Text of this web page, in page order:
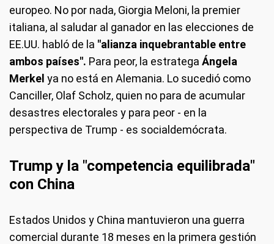
europeo. No por nada, Giorgia Meloni, la premier
italiana, al saludar al ganador en las elecciones de
EE.UU. habló de la "alianza inquebrantable entre
ambos países". Para peor, la estratega Ángela
Merkel ya no está en Alemania. Lo sucedió como
Canciller, Olaf Scholz, quien no para de acumular
desastres electorales y para peor - en la
perspectiva de Trump - es socialdemócrata.
Trump y la "competencia equilibrada"
con China
Estados Unidos y China mantuvieron una guerra
comercial durante 18 meses en la primera gestión